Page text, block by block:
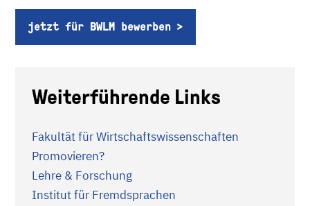
jetzt für BWLM bewerben
Weiterführende Links
Fakultät für Wirtschaftswissenschaften
Promovieren?
Lehre & Forschung
Institut für Fremdsprachen